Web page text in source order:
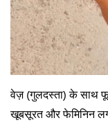
वेज़ (गुलदस्ता) के साथ
खूबसूरत और फेमिनिन